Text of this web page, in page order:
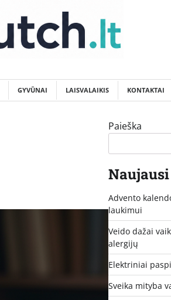
GYVŪNAI LAISVALAIKIS KONTAKTAI
Paieška
Advento
laukimui
Veido dažai
alergijų
Elektriniai
Sveika mityba